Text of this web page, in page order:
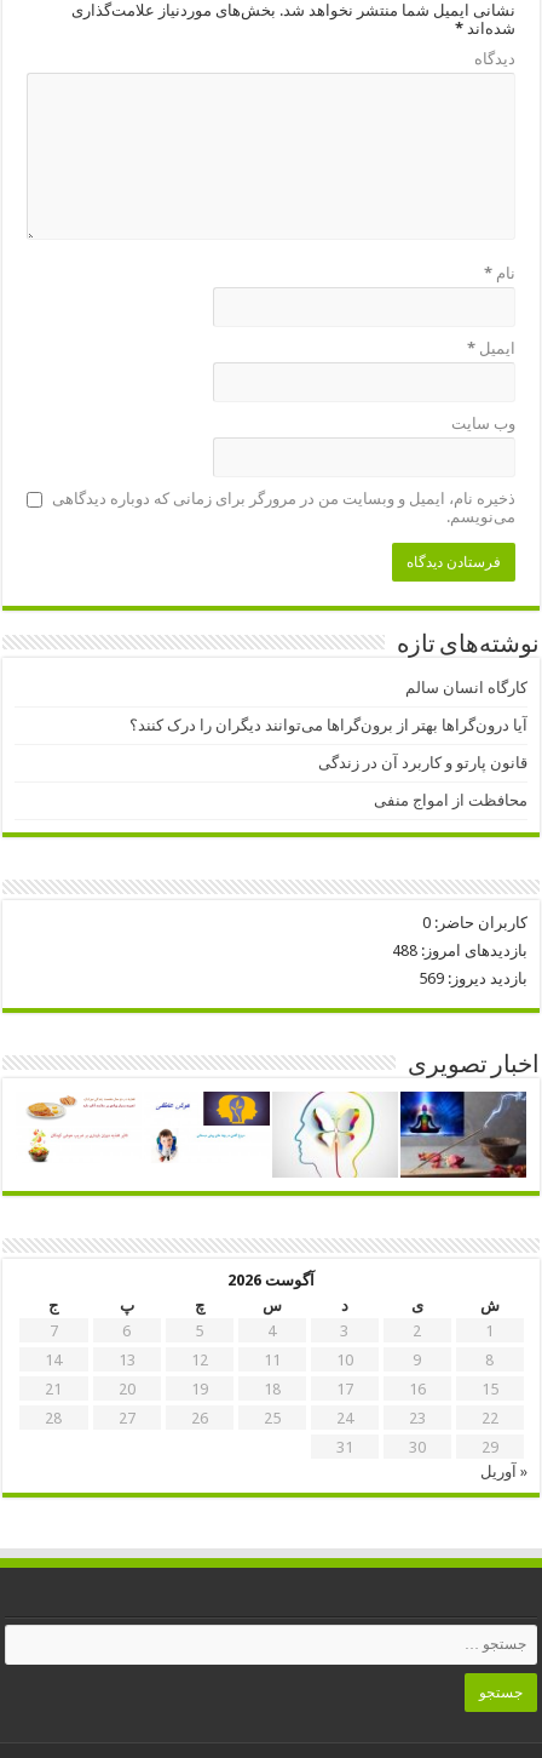
نشانی ایمیل شما منتشر نخواهد شد. بخش‌های موردنیاز علامت‌گذاری
شده‌اند*
دیدگاه
نام*
ایمیل*
وب‌ سایت
ذخیره نام، ایمیل و وبسایت من در مرورگر برای زمانی که دوباره دیدگاهی
می‌نویسم.
نوشته‌های تازه
کارگاه انسان سالم
آیا درون‌گراها بهتر از برون‌گراها می‌توانند دیگران را درک کنند؟
قانون پارتو و کاربرد آن در زندگی
محافظت از امواج منفی
کاربران حاضر:0
بازدیدهای امروز:488
بازدید دیروز:569
اخبار تصویری
آگوست 2026
ش
ی د س چ پ
ج
1
2
3
4
5
6
7
8
9
10
11
12
13
14
15
16
17
18
19
20
21
22
23
24
25
26
27
28
29
30
31
« آوریل